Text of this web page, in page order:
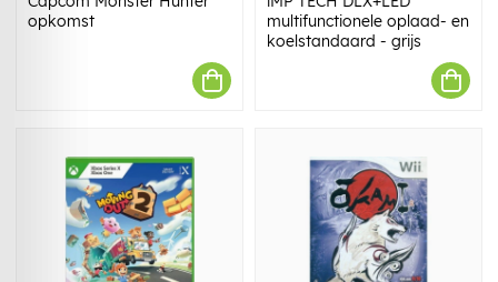
opkomst
multifunctionele oplaad- en
koelstandaard - grijs